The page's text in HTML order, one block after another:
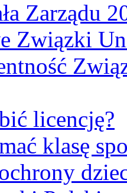
Zarządu
Związki
licencję?
klasę